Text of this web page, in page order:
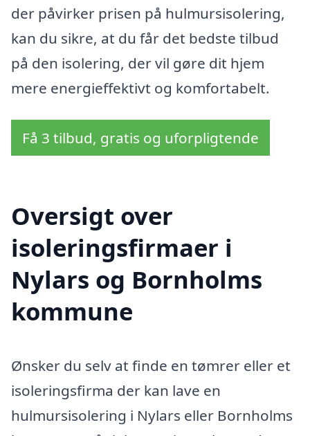
der påvirker prisen på hulmursisolering,
kan du sikre, at du får det bedste tilbud
på den isolering, der vil gøre dit hjem
mere energieffektivt og komfortabelt.
Få 3 tilbud, gratis og uforpligtende
Oversigt over
isoleringsfirmaer i
Nylars og Bornholms
kommune
Ønsker du selv at finde en tømrer eller et
isoleringsfirma der kan lave en
hulmursisolering i Nylars eller Bornholms